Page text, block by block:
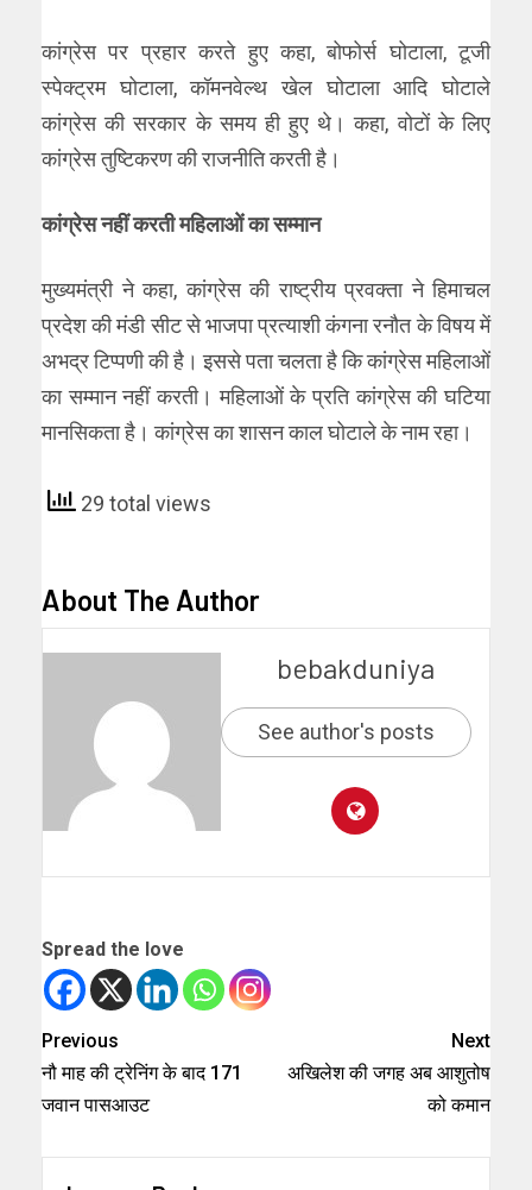
कांग्रेस पर प्रहार करते हुए कहा, बोफोर्स घोटाला, टूजी
स्पेक्ट्रम घोटाला, कॉमनवेल्थ खेल घोटाला आदि घोटाले
कांग्रेस की सरकार के समय ही हुए थे। कहा, वोटों के लिए
कांग्रेस तुष्टिकरण की राजनीति करती है।
कांग्रेस नहीं करती महिलाओं का सम्मान
मुख्यमंत्री ने कहा, कांग्रेस की राष्ट्रीय प्रवक्ता ने हिमाचल
प्रदेश की मंडी सीट से भाजपा प्रत्याशी कंगना रनौत के विषय में
अभद्र टिप्पणी की है। इससे पता चलता है कि कांग्रेस महिलाओं
का सम्मान नहीं करती। महिलाओं के प्रति कांग्रेस की घटिया
मानसिकता है। कांग्रेस का शासन काल घोटाले के नाम रहा।
29 total views
About The Author
bebakduniya
See author's posts
Spread the love
Previous
नौ माह की ट्रेनिंग के बाद 171
जवान पासआउट
Next
अखिलेश की जगह अब आशुतोष
को कमान